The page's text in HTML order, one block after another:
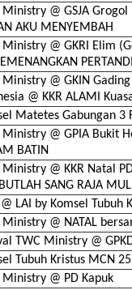
Ministry @ GSJA Grogol
AKU MENYEMBAH
Ministry @ GKRI Elim
Ministry @ GKIN
@ KKR ALAMI
Matetes Gabungan 3
Ministry @ GPIA Bukit
BATIN
Ministry @ KKR Natal
SANG RAJA
LAI by Komsel Tubuh
Ministry @ NATAL
TWC Ministry @
Tubuh Kristus MCN
Ministry @ PD Kapuk